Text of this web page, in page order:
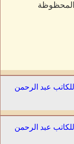
عبد الرحمن
عبد الرحمن